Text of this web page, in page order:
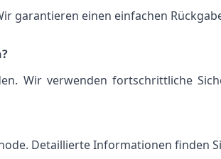
garantieren einen einfachen
Wir verwenden fortschrittliche
Detaillierte Informationen finden